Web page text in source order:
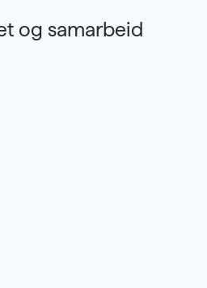
og samarbeid